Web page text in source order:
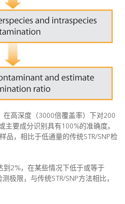
在高深度（3000倍覆盖率）下对200
主要成分识别具有100%的准确度。
品，相比于低通量的传统STR/SNP检
2%，在某些情况下低于或等于
极限，与传统STR/SNP方法相比，